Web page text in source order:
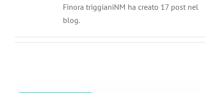
Finora triggianiNM ha creato 17 post nel
blog.